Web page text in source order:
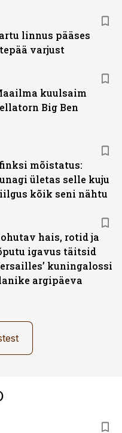
linnus pääses
varjust
kuulsaim
Big Ben
mõistatus:
ületas selle kuju
kõik seni nähtu
hais, rotid ja
igavus täitsid
kuningalossi
argipäeva